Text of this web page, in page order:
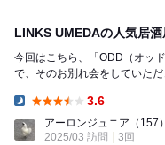
LINKS UMEDAの人気居酒
今回はこちら、「ODD（オッド）」さんへ。 筆
で、そのお別れ会をしていただきました。 この場を
3.6
アーロンジュニア （157）
2025/03 訪問
3回